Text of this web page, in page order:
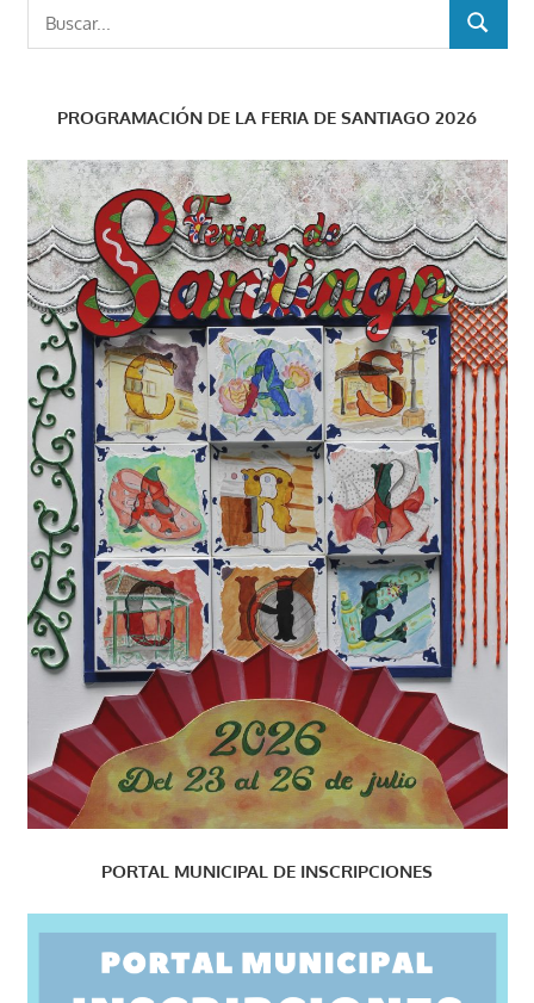
BUSCAR
PROGRAMACIÓN DE LA FERIA DE SANTIAGO 2026
PORTAL MUNICIPAL DE INSCRIPCIONES